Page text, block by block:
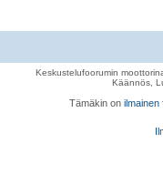
Keskustelufoorumin
Käännös,
Tämäkin on ilmainen